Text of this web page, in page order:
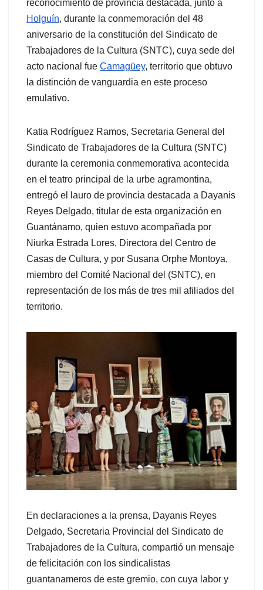
reconocimiento de provincia destacada, junto a
Holguín, durante la conmemoración del 48
aniversario de la constitución del Sindicato de
Trabajadores de la Cultura (SNTC), cuya sede del
acto nacional fue Camagüey, territorio que obtuvo
la distinción de vanguardia en este proceso
emulativo.
Katia Rodríguez Ramos, Secretaria General del
Sindicato de Trabajadores de la Cultura (SNTC)
durante la ceremonia conmemorativa acontecida
en el teatro principal de la urbe agramontina,
entregó el lauro de provincia destacada a Dayanis
Reyes Delgado, titular de esta organización en
Guantánamo, quien estuvo acompañada por
Niurka Estrada Lores, Directora del Centro de
Casas de Cultura, y por Susana Orphe Montoya,
miembro del Comité Nacional del (SNTC), en
representación de los más de tres mil afiliados del
territorio.
En declaraciones a la prensa, Dayanis Reyes
Delgado, Secretaria Provincial del Sindicato de
Trabajadores de la Cultura, compartió un mensaje
de felicitación con los sindicalistas
guantanameros de este gremio, con cuya labor y